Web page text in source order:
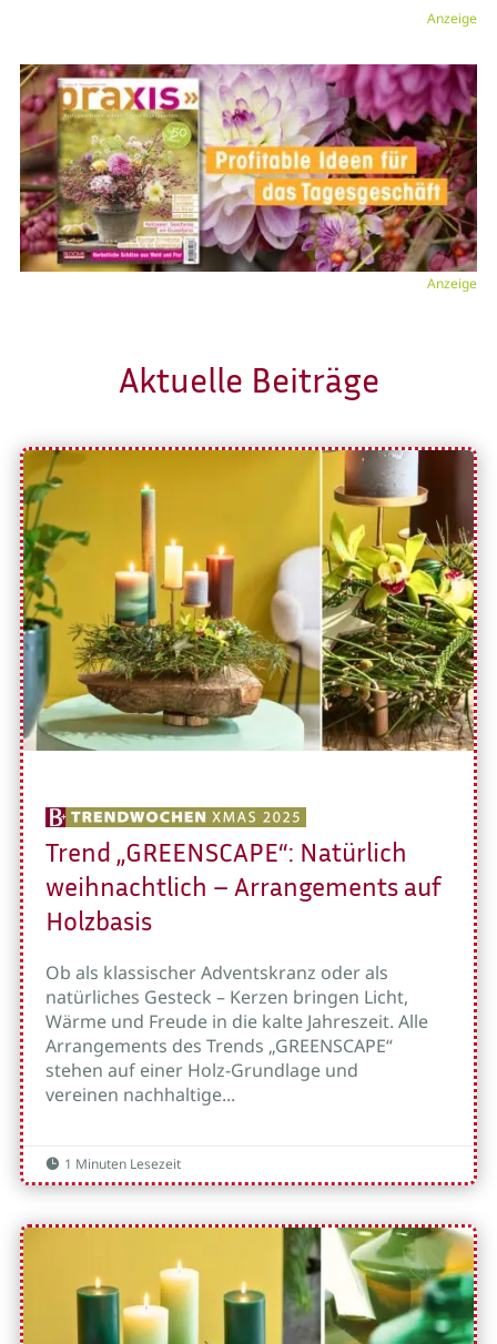
Anzeige
Anzeige
Aktuelle Beiträge
Trend „GREENSCAPE“: Natürlich
weihnachtlich – Arrangements auf
Holzbasis
Ob als klassischer Adventskranz oder als
natürliches Gesteck – Kerzen bringen Licht,
Wärme und Freude in die kalte Jahreszeit. Alle
Arrangements des Trends „GREENSCAPE“
stehen auf einer Holz-Grundlage und
vereinen nachhaltige...
 1 Minuten Lesezeit